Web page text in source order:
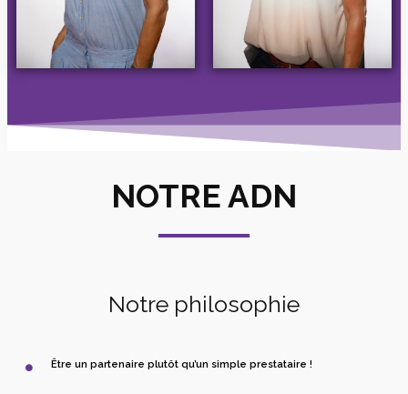
NOTRE ADN
Notre philosophie
Être un partenaire plutôt qu’un simple prestataire !